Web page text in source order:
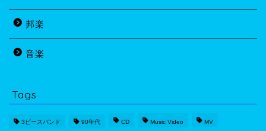
邦楽
音楽
Tags
3ピースバンド 90年代 CD Music Video MV